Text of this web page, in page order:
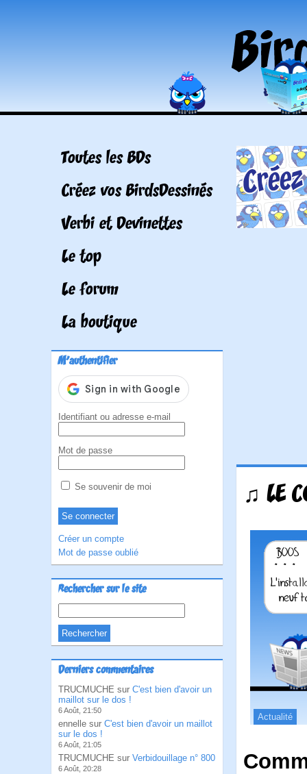
Toutes les BDs
Créez vos BirdsDessinés
Verbi et Devinettes
Le top
Le forum
La boutique
M'authentifier
Identifiant ou adresse e-mail
Mot de passe
Se souvenir de moi
Créer un compte
Mot de passe oublié
Rechercher sur le site
Derniers commentaires
TRUCMUCHE sur C'est bien d'avoir un
maillot sur le dos !
6 Août, 21:50
ennelle sur C'est bien d'avoir un maillot
sur le dos !
6 Août, 21:05
TRUCMUCHE sur Verbidouillage n° 800
6 Août, 20:28
♫ LE
Actualité